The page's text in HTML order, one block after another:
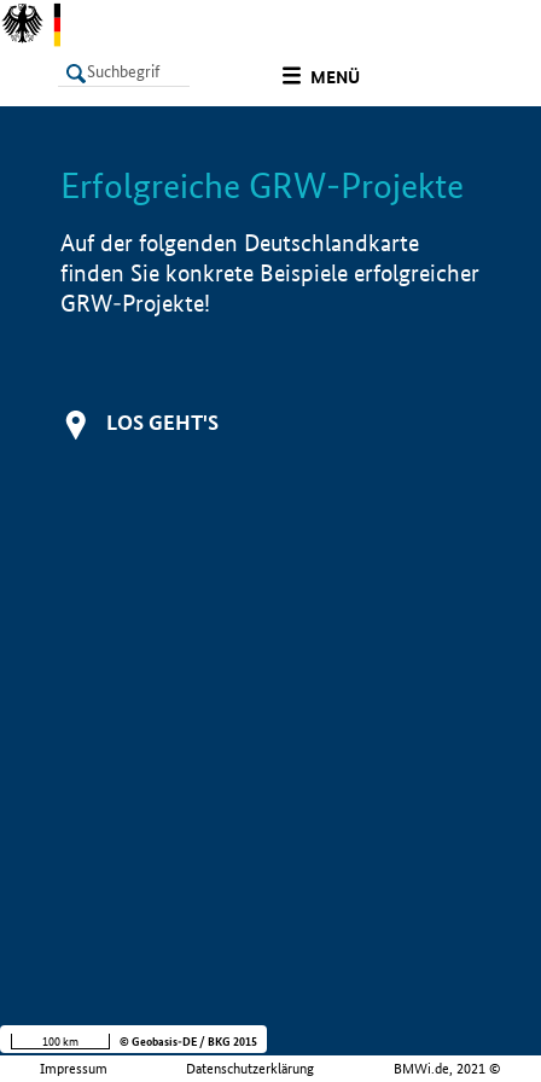
MENÜ
LISTE Info
Erfolgreiche GRW-Projekte
Auf der folgenden Deutschlandkarte
finden Sie konkrete Beispiele erfolgreicher
GRW-Projekte!
LOS GEHT'S
Impressum Datenschutzerklärung BMWi.de, 2021 ©
100 km © Geobasis-DE / BKG 2015